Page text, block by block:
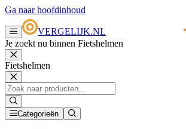
Ga naar hoofdinhoud
VERGELIJK.NL
Je zoekt nu binnen Fietshelmen
Fietshelmen
Categorieën